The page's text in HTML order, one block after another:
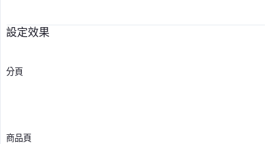
設定效果
分頁
商品頁